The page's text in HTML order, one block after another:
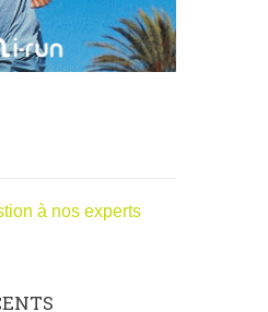
à nos experts